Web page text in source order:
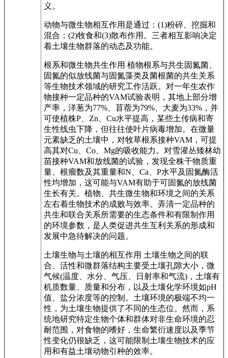
义。
动物与微生物相互作用是通过：(1)粉碎、挖掘和
混合；(2)牧食和(3)散布作用。三者相互影响决定
着土壤生物群落的动态及功能。
根系和微生物共生作用 植物根系与共生固氮菌、
固氮的似放线菌与固氮藻类及菌根菌的共生关系
等生物技术领域的研究工作活跃。对一年生农作
物接种一定品种的VAM试验表明，其地上部分增
产率，洋葱为77%、苜蓿为79%、大麦为33%，并
可使植株P、Zn、Cu水平提高，某些土传病和寄
生性线虫下降，但往往使叶片病毒增加。在微量
元素缺乏的土壤中，对牧草根系接种VAM，可提
高其对Cu、Co、Mg的吸收能力。对雪灌丛矮林幼
苗接种VAM和放线菌的试验，发现全株干物质重
量、根瘤数及其重量和N、Ca、P水平及固氮酶活
性均增加，这可能与VAM有助于可固氮的放线菌
生长有关。植物、共生微生物和环境之间的关系
左右着生物技术的成败与效率。弄清一定品种的
共生和联合关系所需要的生态条件和有限制作用
的环境参数，是人类促进共生互利关系的形成和
发展中急待解决的问题。
土壤生物与土壤的相互作用 土壤生物之间的联
合、活性和微群落结构主要受土壤孔隙大小，微
气候(温度、水分、气压、日射率和气流)，土壤有
机质数量、质量和分布，以及土壤化学环境如pH
值、盐分浓度等的控制。土壤环境的极端不均一
性，为土壤生物提供了不同的生态位。然而，系
统地研究特定生物个体和群体对非生命环境的忍
耐范围，对食物的嗜好，生命繁衍速度以及季节
性变化仍很缺乏，这可能限制土壤生物技术的应
用和有益土壤动物引种的效率。